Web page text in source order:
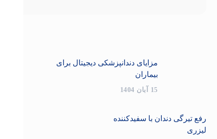
مزایای دندانپزشکی دیجیتال برای
بیماران
15 آبان 1404
رفع تیرگی دندان با سفیدکننده
لیزری